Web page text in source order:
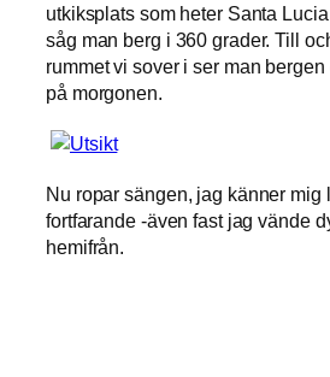
utkiksplats som heter Santa
såg man berg i 360 grader. Till
rummet vi sover i ser man
på morgonen.
Nu ropar sängen, jag känner mig
fortfarande -även fast jag vände
hemifrån.